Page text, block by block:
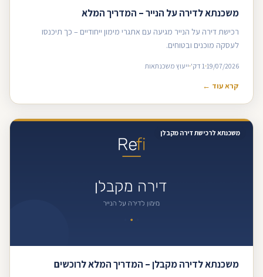
משכנתא לדירה על הנייר – המדריך המלא
רכישת דירה על הנייר מגיעה עם אתגרי מימון ייחודיים – כך תיכנסו
לעסקה מוכנים ובטוחים.
19/07/2026 1 דק' ייעוץ משכנתאות
קרא עוד ←
משכנתא לרכישת דירה מקבלן
משכנתא לדירה מקבלן – המדריך המלא לרוכשים